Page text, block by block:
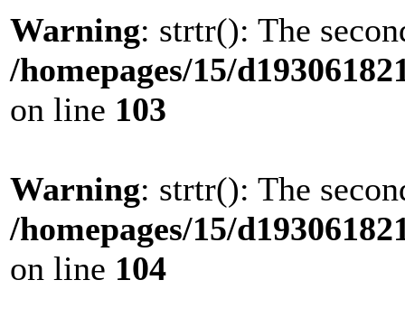
Warning: strtr(): The
/homepages/15/
on line 103
Warning: strtr(): The
/homepages/15/
on line 104